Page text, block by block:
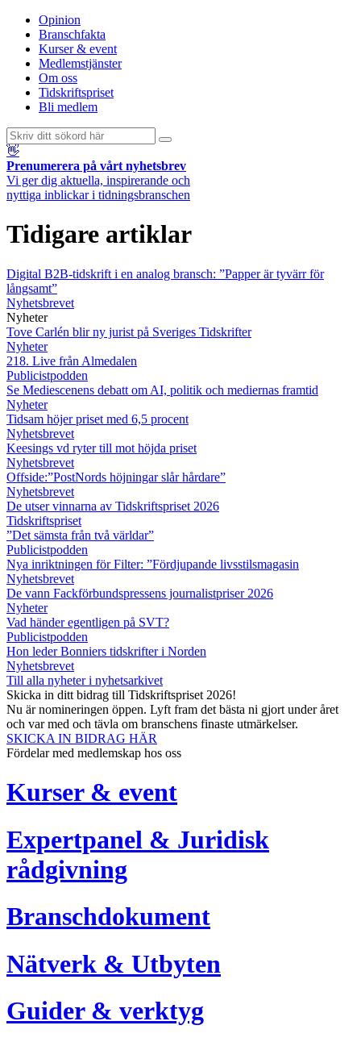
Opinion
Branschfakta
Kurser & event
Medlemstjänster
Om oss
Tidskriftspriset
Bli medlem
👋
Prenumerera på vårt nyhetsbrev
Vi ger dig aktuella, inspirerande och
nyttiga inblickar i tidningsbranschen
Tidigare artiklar
Digital B2B-tidskrift i en analog bransch: ”Papper är tyvärr för
långsamt”
Nyhetsbrevet
Nyheter
Tove Carlén blir ny jurist på Sveriges Tidskrifter
Nyheter
218. Live från Almedalen
Publicistpodden
Se Mediescenens debatt om AI, politik och mediernas framtid
Nyheter
Tidsam höjer priset med 6,5 procent
Nyhetsbrevet
Keesings vd ryter till mot höjda priset
Nyhetsbrevet
Offside:”PostNords höjningar slår hårdare”
Nyhetsbrevet
De utser vinnarna av Tidskriftspriset 2026
Tidskriftspriset
”Det sämsta från två världar”
Publicistpodden
Nya inriktningen för Filter: ”Fördjupande livsstilsmagasin
Nyhetsbrevet
De vann Fackförbundspressens journalistpriser 2026
Nyheter
Vad händer egentligen på SVT?
Publicistpodden
Hon leder Bonniers tidskrifter i Norden
Nyhetsbrevet
Till alla nyheter i nyhetsarkivet
Skicka in ditt bidrag till Tidskriftspriset 2026!
Nu är nomineringen öppen. Lyft fram det bästa ni gjort under året
och var med och tävla om branschens finaste utmärkelser.
SKICKA IN BIDRAG HÄR
Fördelar med medlemskap hos oss
Kurser & event
Expertpanel & Juridisk
rådgivning
Branschdokument
Nätverk & Utbyten
Guider & verktyg